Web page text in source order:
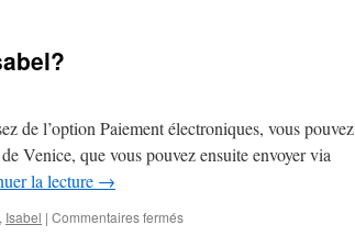
de l’option Paiement électroniques, vous pouvez
Venice, que vous pouvez ensuite envoyer via
la lecture →
, Isabel | Commentaires ferméssur